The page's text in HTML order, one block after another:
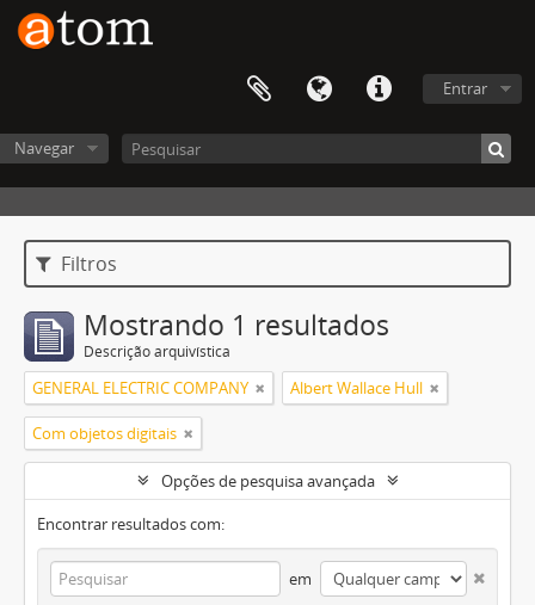
Entrar
Navegar
Filtros
Mostrando 1 resultados
Descrição arquivística
GENERAL ELECTRIC COMPANY Albert Wallace Hull
Com objetos digitais
Opções de pesquisa avançada
Encontrar resultados com:
em